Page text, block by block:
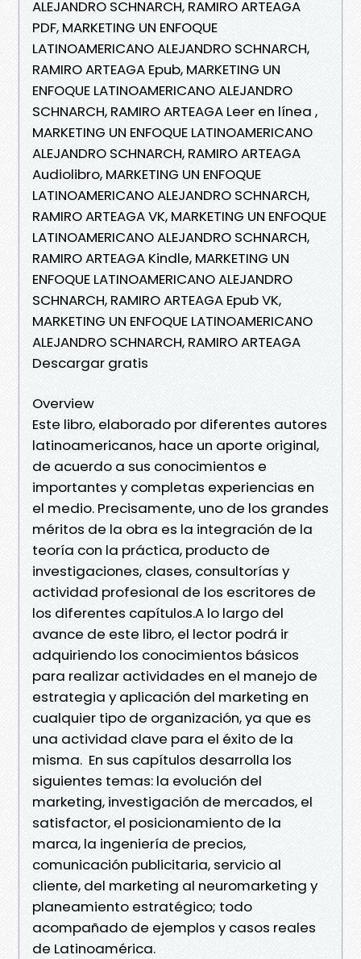
ALEJANDRO SCHNARCH, RAMIRO ARTEAGA
PDF, MARKETING UN ENFOQUE
LATINOAMERICANO ALEJANDRO SCHNARCH,
RAMIRO ARTEAGA Epub, MARKETING UN
ENFOQUE LATINOAMERICANO ALEJANDRO
SCHNARCH, RAMIRO ARTEAGA Leer en línea ,
MARKETING UN ENFOQUE LATINOAMERICANO
ALEJANDRO SCHNARCH, RAMIRO ARTEAGA
Audiolibro, MARKETING UN ENFOQUE
LATINOAMERICANO ALEJANDRO SCHNARCH,
RAMIRO ARTEAGA VK, MARKETING UN ENFOQUE
LATINOAMERICANO ALEJANDRO SCHNARCH,
RAMIRO ARTEAGA Kindle, MARKETING UN
ENFOQUE LATINOAMERICANO ALEJANDRO
SCHNARCH, RAMIRO ARTEAGA Epub VK,
MARKETING UN ENFOQUE LATINOAMERICANO
ALEJANDRO SCHNARCH, RAMIRO ARTEAGA
Descargar gratis
Overview
Este libro, elaborado por diferentes autores
latinoamericanos, hace un aporte original,
de acuerdo a sus conocimientos e
importantes y completas experiencias en
el medio. Precisamente, uno de los grandes
méritos de la obra es la integración de la
teoría con la práctica, producto de
investigaciones, clases, consultorías y
actividad profesional de los escritores de
los diferentes capítulos.A lo largo del
avance de este libro, el lector podrá ir
adquiriendo los conocimientos básicos
para realizar actividades en el manejo de
estrategia y aplicación del marketing en
cualquier tipo de organización, ya que es
una actividad clave para el éxito de la
misma. En sus capítulos desarrolla los
siguientes temas: la evolución del
marketing, investigación de mercados, el
satisfactor, el posicionamiento de la
marca, la ingeniería de precios,
comunicación publicitaria, servicio al
cliente, del marketing al neuromarketing y
planeamiento estratégico; todo
acompañado de ejemplos y casos reales
de Latinoamérica.